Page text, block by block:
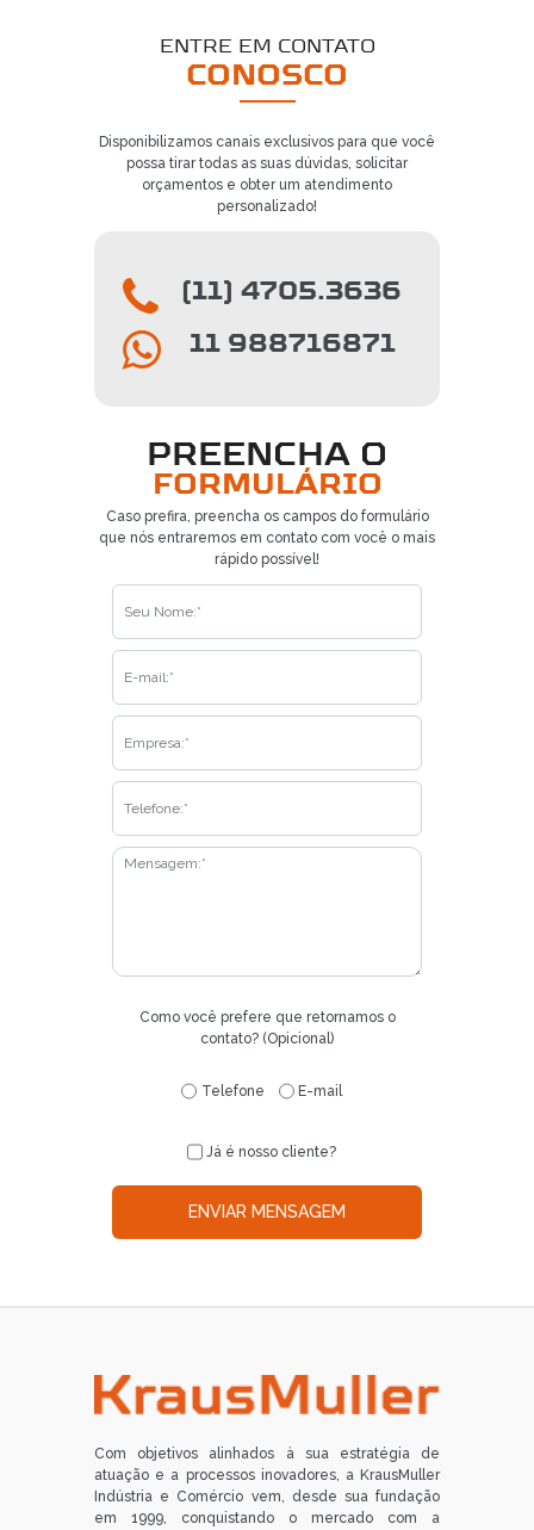
ENTRE EM CONTATO
CONOSCO
Disponibilizamos canais exclusivos para que você
possa tirar todas as suas dúvidas, solicitar
orçamentos e obter um atendimento
personalizado!
(11) 4705.3636
11 988716871
PREENCHA O
FORMULÁRIO
Caso prefira, preencha os campos do formulário
que nós entraremos em contato com você o mais
rápido possível!
Como você prefere que retornamos o
contato? (Opicional)
Telefone E-mail
Já é nosso cliente?
ENVIAR MENSAGEM
Com objetivos alinhados à sua estratégia de
atuação e a processos inovadores, a KrausMuller
Indústria e Comércio vem, desde sua fundação
em 1999, conquistando o mercado com a